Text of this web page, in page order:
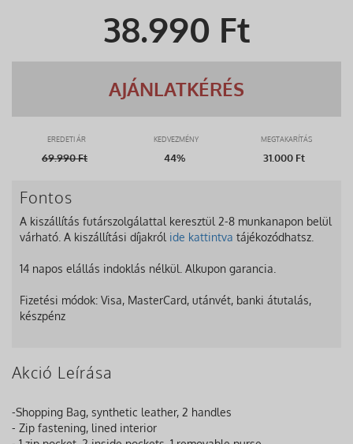
38.990 Ft
AJÁNLATKÉRÉS
EREDETI ÁR KEDVEZMÉNY MEGTAKARÍTÁS
69.990Ft 44% 31.000 Ft
Fontos
A kiszállítás futárszolgálattal keresztül 2-8 munkanapon belül
várható. A kiszállítási díjakról ide kattintva tájékozódhatsz.
14 napos elállás indoklás nélkül. Alkupon garancia.
Fizetési módok: Visa, MasterCard, utánvét, banki átutalás,
készpénz
Akció Leírása
-Shopping Bag, synthetic leather, 2 handles
- Zip fastening, lined interior